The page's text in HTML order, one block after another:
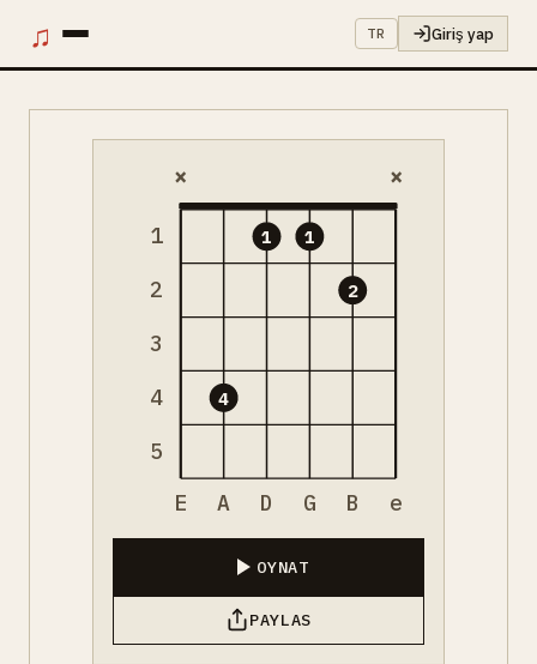
♫ TR Giriş yap
1
2
3
4
5
× ×
4
1 1
2
E A D G B e
OYNAT
PAYLAS